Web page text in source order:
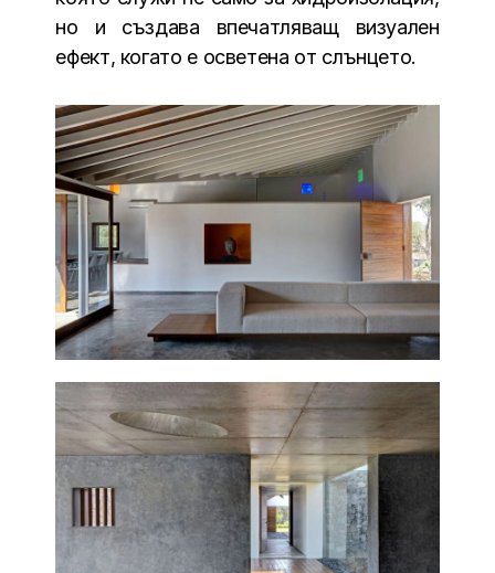
но и създава впечатляващ визуален
ефект, когато е осветена от слънцето.